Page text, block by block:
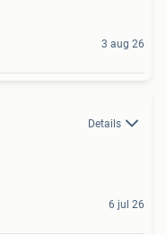
3 aug 26
Details
6 jul 26